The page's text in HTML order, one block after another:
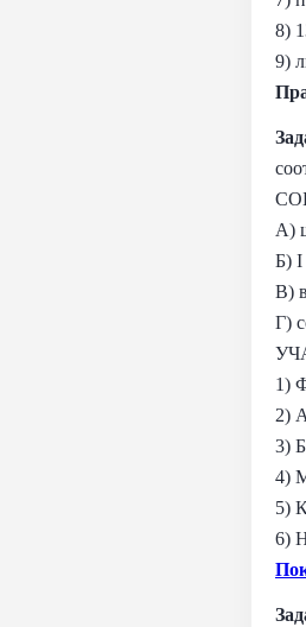
8)
9)
А)
Б) I
В)
Г)
1)
2)
3)
4)
5)
6)